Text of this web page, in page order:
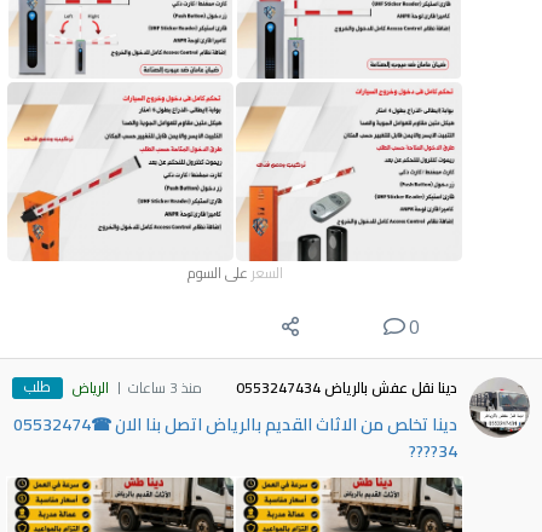
السعر على السوم
0
دينا نقل عفش بالرياض 0553247434 منذ 3 ساعات الرياض طلب
دينا تخلص من الاثاث القديم بالرياض اتصل بنا الان ☎05532474
34????